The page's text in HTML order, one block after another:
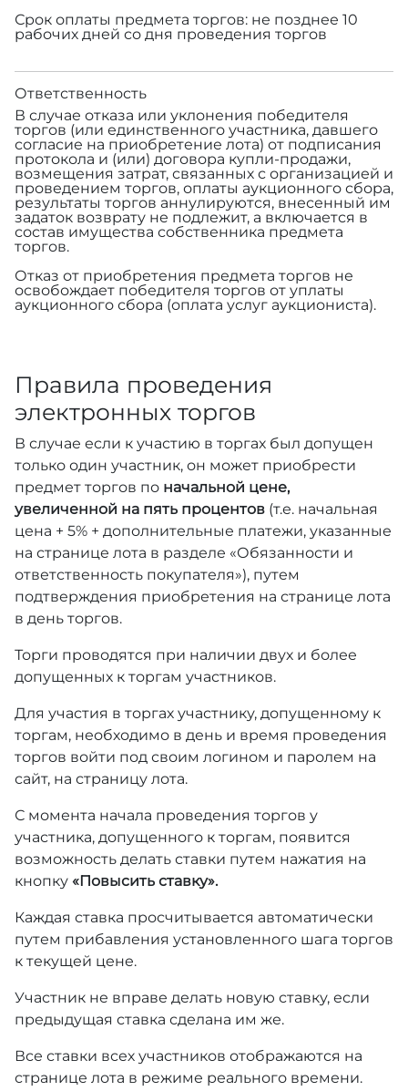
Срок оплаты предмета торгов: не позднее 10
рабочих дней со дня проведения торгов
Ответственность
В случае отказа или уклонения победителя
торгов (или единственного участника, давшего
согласие на приобретение лота) от подписания
протокола и (или) договора купли-продажи,
возмещения затрат, связанных с организацией и
проведением торгов, оплаты аукционного сбора,
результаты торгов аннулируются, внесенный им
задаток возврату не подлежит, а включается в
состав имущества собственника предмета
торгов.
Отказ от приобретения предмета торгов не
освобождает победителя торгов от уплаты
аукционного сбора (оплата услуг аукциониста).
Правила проведения
электронных торгов
В случае если к участию в торгах был допущен
только один участник, он может приобрести
предмет торгов по начальной цене,
увеличенной на пять процентов (т.е. начальная
цена + 5% + дополнительные платежи, указанные
на странице лота в разделе «Обязанности и
ответственность покупателя»), путем
подтверждения приобретения на странице лота
в день торгов.
Торги проводятся при наличии двух и более
допущенных к торгам участников.
Для участия в торгах участнику, допущенному к
торгам, необходимо в день и время проведения
торгов войти под своим логином и паролем на
сайт, на страницу лота.
С момента начала проведения торгов у
участника, допущенного к торгам, появится
возможность делать ставки путем нажатия на
кнопку «Повысить ставку».
Каждая ставка просчитывается автоматически
путем прибавления установленного шага торгов
к текущей цене.
Участник не вправе делать новую ставку, если
предыдущая ставка сделана им же.
Все ставки всех участников отображаются на
странице лота в режиме реального времени.